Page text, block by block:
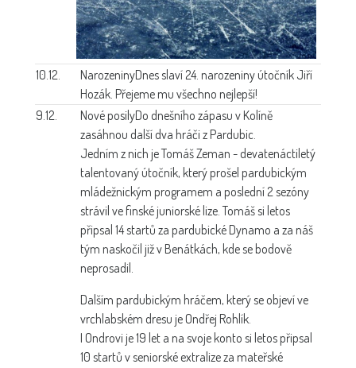
10.12. NarozeninyDnes slaví 24. narozeniny útočník Jiří
Hozák. Přejeme mu všechno nejlepší!
9.12.
Nové posilyDo dnešního zápasu v Kolíně
zasáhnou další dva hráči z Pardubic.
Jedním z nich je Tomáš Zeman - devatenáctiletý
talentovaný útočník, který prošel pardubickým
mládežnickým programem a poslední 2 sezóny
strávil ve finské juniorské lize. Tomáš si letos
připsal 14 startů za pardubické Dynamo a za náš
tým naskočil již v Benátkách, kde se bodově
neprosadil.
Dalším pardubickým hráčem, který se objeví ve
vrchlabském dresu je Ondřej Rohlík.
I Ondrovi je 19 let a na svoje konto si letos připsal
10 startů v seniorské extralize za mateřské